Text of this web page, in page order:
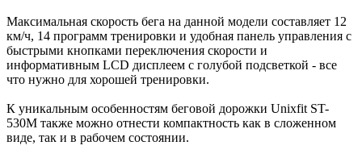
Максимальная скорость бега на данной модели составляет 12
км/ч, 14 программ тренировки и удобная панель управления с
быстрыми кнопками переключения скорости и
информативным LCD дисплеем с голубой подсветкой - все
что нужно для хорошей тренировки.
К уникальным особенностям беговой дорожки Unixfit ST-
530M также можно отнести компактность как в сложенном
виде, так и в рабочем состоянии.